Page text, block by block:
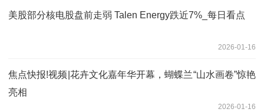
美股部分核电股盘前走弱 Talen Energy跌近7%_每日看点
2026-01-16
焦点快报!视频|花卉文化嘉年华开幕，蝴蝶兰“山水画卷”惊艳
亮相
2026-01-16